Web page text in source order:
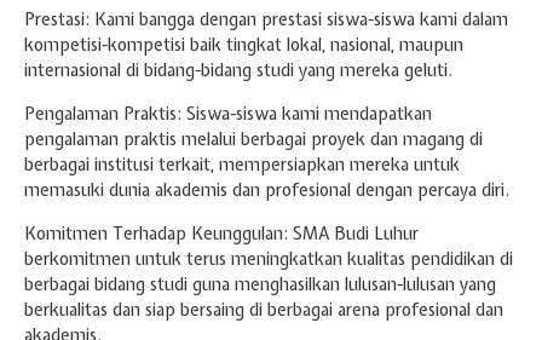
Prestasi: Kami bangga dengan prestasi siswa-siswa kami dalam
kompetisi-kompetisi baik tingkat lokal, nasional, maupun
internasional di bidang-bidang studi yang mereka geluti.
Pengalaman Praktis: Siswa-siswa kami mendapatkan
pengalaman praktis melalui berbagai proyek dan magang di
berbagai institusi terkait, mempersiapkan mereka untuk
memasuki dunia akademis dan profesional dengan percaya diri.
Komitmen Terhadap Keunggulan: SMA Budi Luhur
berkomitmen untuk terus meningkatkan kualitas pendidikan di
berbagai bidang studi guna menghasilkan lulusan-lulusan yang
berkualitas dan siap bersaing di berbagai arena profesional dan
akademis.